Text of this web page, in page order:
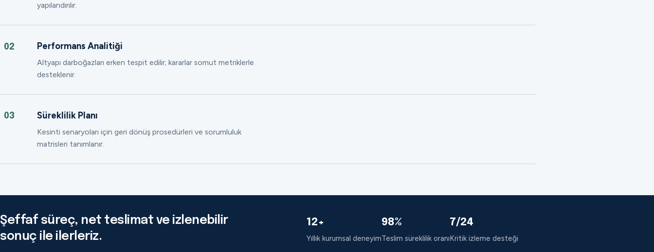
yapılandırılır.
02 Performans Analitiği
Altyapı darboğazları erken tespit edilir; kararlar somut metriklerle
desteklenir.
03 Süreklilik Planı
Kesinti senaryoları için geri dönüş prosedürleri ve sorumluluk
matrisleri tanımlanır.
Şeffaf süreç, net teslimat ve izlenebilir
sonuç ile ilerleriz.
12+
Yıllık kurumsal deneyim
98%
Teslim süreklilik oranı
7/24
Kritik izleme desteği